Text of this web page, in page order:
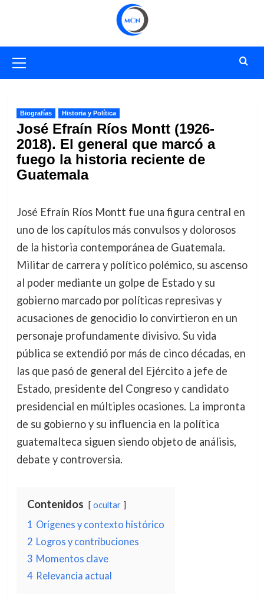
primario
Biografías Historia y Política
José Efraín Ríos Montt (1926-
2018). El general que marcó a
fuego la historia reciente de
Guatemala
José Efraín Ríos Montt fue una figura central en
uno de los capítulos más convulsos y dolorosos
de la historia contemporánea de Guatemala.
Militar de carrera y político polémico, su ascenso
al poder mediante un golpe de Estado y su
gobierno marcado por políticas represivas y
acusaciones de genocidio lo convirtieron en un
personaje profundamente divisivo. Su vida
pública se extendió por más de cinco décadas, en
las que pasó de general del Ejército a jefe de
Estado, presidente del Congreso y candidato
presidencial en múltiples ocasiones. La impronta
de su gobierno y su influencia en la política
guatemalteca siguen siendo objeto de análisis,
debate y controversia.
Contenidos ocultar
1 Orígenes y contexto histórico
2 Logros y contribuciones
3 Momentos clave
4 Relevancia actual